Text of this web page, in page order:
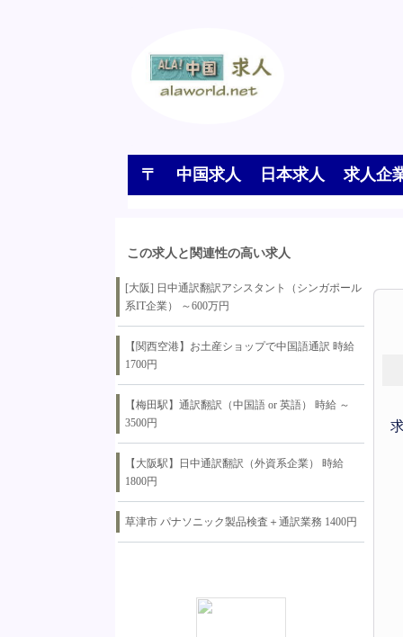
〒 中国求人 日本求人 求人企
この求人と関連性の高い求人
[大阪] 日中通訳翻訳アシスタント（シンガポール
系IT企業） ～600万円
【関西空港】お土産ショップで中国語通訳 時給
1700円
【梅田駅】通訳翻訳（中国語 or 英語） 時給 ～
3500円
【大阪駅】日中通訳翻訳（外資系企業） 時給
1800円
草津市 パナソニック製品検査＋通訳業務 1400円